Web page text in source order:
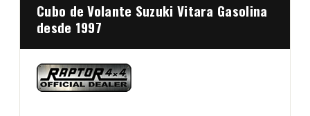
Cubo de Volante Suzuki Vitara Gasolina
desde 1997